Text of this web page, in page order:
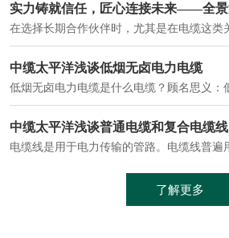
中缆太平洋浅谈低烟无卤电力电缆
中缆太平洋浅谈普通电缆和复合电缆线
了解更多